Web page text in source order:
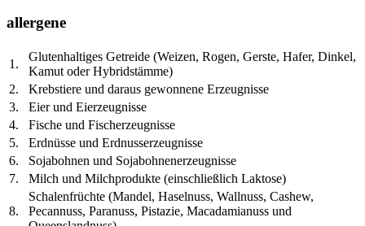
allergene
1.
Glutenhaltiges Getreide (Weizen, Rogen, Gerste, Hafer, Dinkel,
Kamut oder Hybridstämme)
2.
Krebstiere und daraus gewonnene Erzeugnisse
3.
Eier und Eierzeugnisse
4.
Fische und Fischerzeugnisse
5.
Erdnüsse und Erdnusserzeugnisse
6.
Sojabohnen und Sojabohnenerzeugnisse
7.
Milch und Milchprodukte (einschließlich Laktose)
8.
Schalenfrüchte (Mandel, Haselnuss, Wallnuss, Cashew,
Pecannuss, Paranuss, Pistazie, Macadamianuss und